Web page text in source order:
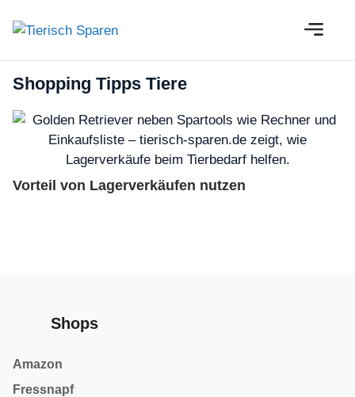
Inhalt
Shopping Tipps Tiere
Vorteil von Lagerverkäufen nutzen
Shops
Amazon
Fressnapf